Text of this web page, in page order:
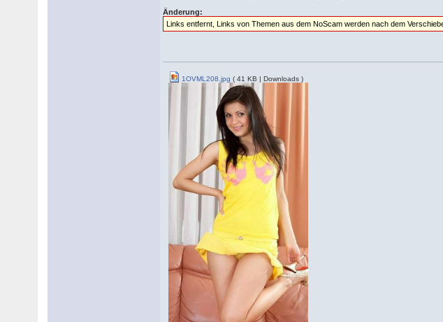
Änderung:
Links entfernt, Links von Themen aus dem NoScam werden nach dem
1OVML208.jpg ( 41 KB | Downloads )